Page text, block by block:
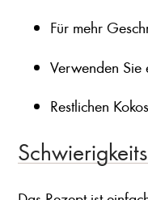
Für mehr
Verwenden Sie
Restlichen